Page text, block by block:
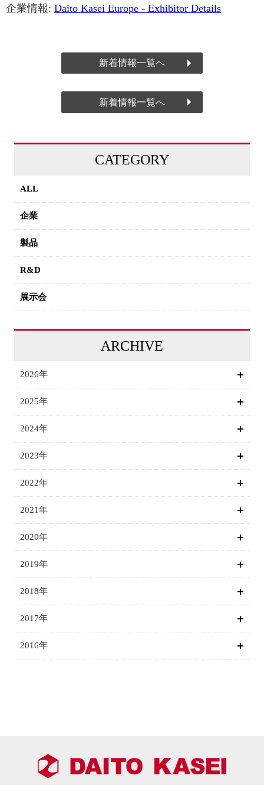
企業情報: Daito Kasei Europe - Exhibitor Details
新着情報一覧へ
新着情報一覧へ
CATEGORY
ALL
企業
製品
R&D
展示会
ARCHIVE
2026年
2025年
2024年
2023年
2022年
2021年
2020年
2019年
2018年
2017年
2016年